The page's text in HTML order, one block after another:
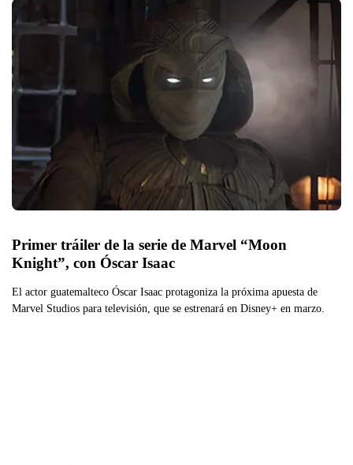
Primer tráiler de la serie de Marvel “Moon
Knight”, con Óscar Isaac
El actor guatemalteco Óscar Isaac protagoniza la próxima apuesta de
Marvel Studios para televisión, que se estrenará en Disney+ en marzo.